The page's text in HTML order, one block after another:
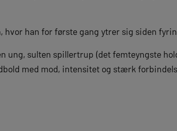
hvor han for første gang ytrer sig siden
ung, sulten spillertrup (det femteyngste
med mod, intensitet og stærk